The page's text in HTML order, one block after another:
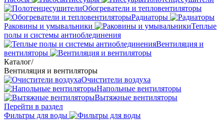
Обогреватели и тепловентиляторы
Радиаторы
Раковины и умывальники
Теплые
полы и системы антиоблединения
Вентиляция и
вентиляторы
Каталог/
Вентиляция и вентиляторы
Очистители воздуха
Напольные вентиляторы
Вытяжные вентиляторы
Перейти в раздел
Фильтры для воды